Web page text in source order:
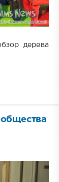
дерева